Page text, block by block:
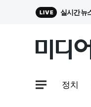
LIVE 실시간 뉴
사이트맵메뉴 열기
정치